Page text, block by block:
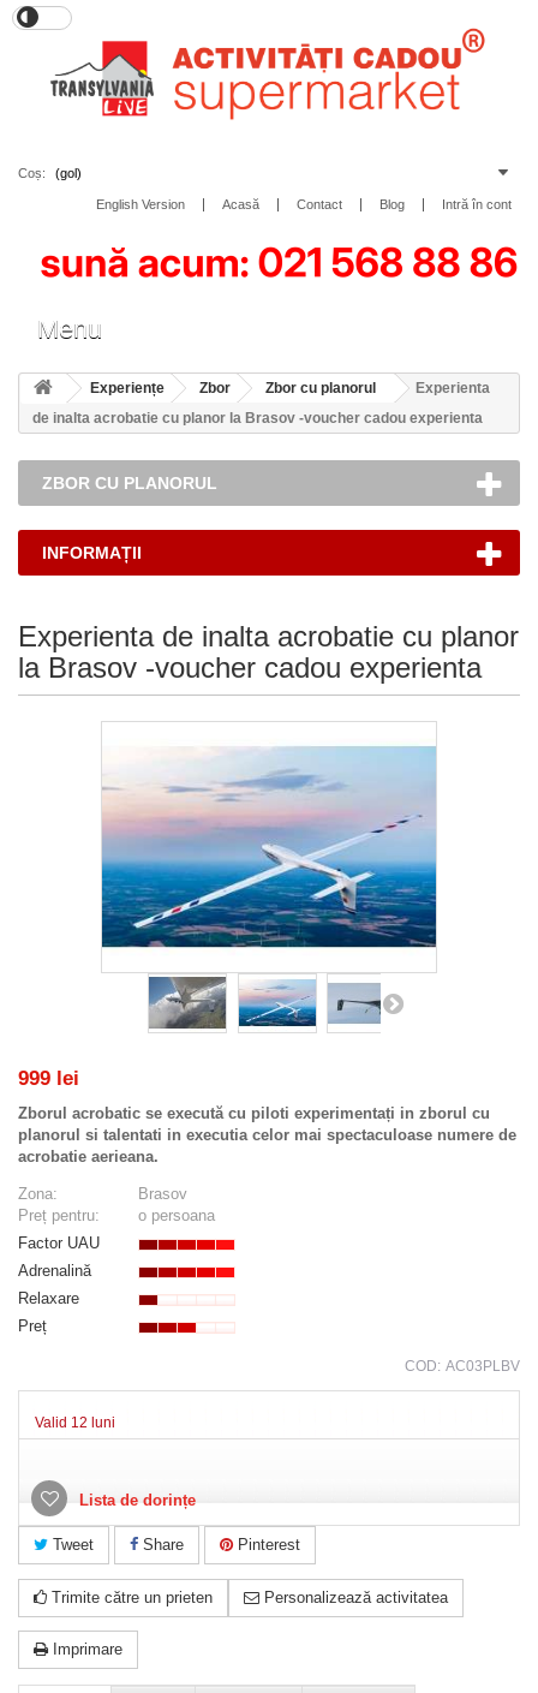
Coș: (gol)
Intră în cont
Blog
Contact
Acasă
English Version
Menu
Experiențe Zbor Zbor cu planorul
Experienta
de inalta acrobatie cu planor la Brasov -voucher cadou experienta
ZBOR CU PLANORUL
INFORMAȚII
Experienta de inalta acrobatie cu planor
la Brasov -voucher cadou experienta
999 lei
Zborul acrobatic se execută cu piloti experimentați in zborul cu
planorul si talentati in executia celor mai spectaculoase numere de
acrobatie aerieana.
Zona:
Brasov
Preț pentru:
o persoana
Factor UAU
Adrenalină
Relaxare
Preț
COD: AC03PLBV
Valid 12 luni
Lista de dorințe
Tweet Share Pinterest
Trimite către un prieten Personalizează activitatea
Imprimare